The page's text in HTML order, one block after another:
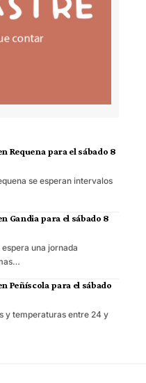
Requena para el sábado 8
se esperan intervalos
Gandia para el sábado 8
espera una jornada
Peñíscola para el sábado
y temperaturas entre 24 y